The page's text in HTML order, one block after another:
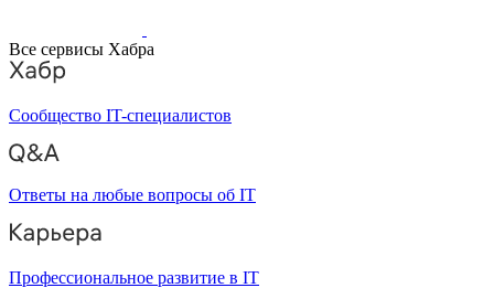
Все сервисы Хабра
Сообщество IT-специалистов
Ответы на любые вопросы об IT
Профессиональное развитие в IT